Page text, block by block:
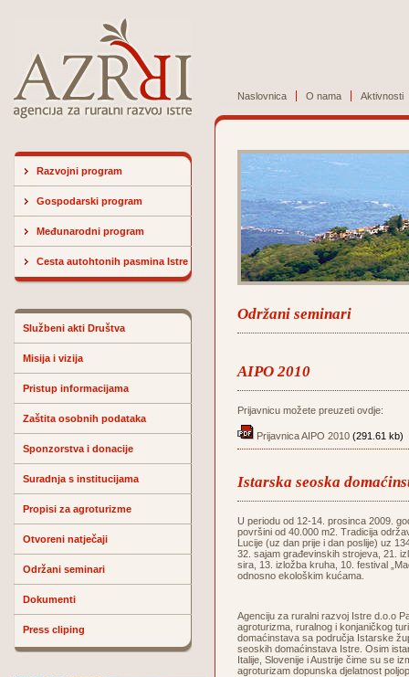
Naslovnica O nama Aktivnosti
Razvojni program
Gospodarski program
Međunarodni program
Cesta autohtonih pasmina Istre
Službeni akti Društva
Misija i vizija
Pristup informacijama
Zaštita osobnih podataka
Sponzorstva i donacije
Suradnja s institucijama
Propisi za agroturizme
Otvoreni natječaji
Održani seminari
Dokumenti
Press cliping
Održani seminari
AIPO 2010
Prijavnicu možete preuzeti ovdje:
Prijavnica AIPO 2010 (291.61 kb)
Istarska seoska
U periodu od 12-14. prosinca 2009.
površini od 40.000 m2. Tradicija
Lucije (uz dan prije i dan poslije) uz
32. sajam građevinskih strojeva, 21.
sira, 13. izložba kruha, 10. festival
odnosno ekološkim kućama.
Agenciju za ruralni razvoj Istre d.o.o
agroturizma, ruralnog i konjaničkog
domaćinstava sa područja Istarske
seoskih domaćinstava Istre. Osim
Italije, Slovenije i Austrije čime su se
agroturizam dopunska djelatnost